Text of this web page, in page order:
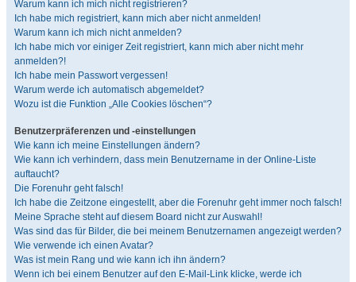
Warum kann ich mich nicht registrieren?
Ich habe mich registriert, kann mich aber nicht anmelden!
Warum kann ich mich nicht anmelden?
Ich habe mich vor einiger Zeit registriert, kann mich aber nicht mehr
anmelden?!
Ich habe mein Passwort vergessen!
Warum werde ich automatisch abgemeldet?
Wozu ist die Funktion „Alle Cookies löschen“?
Benutzerpräferenzen und -einstellungen
Wie kann ich meine Einstellungen ändern?
Wie kann ich verhindern, dass mein Benutzername in der Online-Liste
auftaucht?
Die Forenuhr geht falsch!
Ich habe die Zeitzone eingestellt, aber die Forenuhr geht immer noch falsch!
Meine Sprache steht auf diesem Board nicht zur Auswahl!
Was sind das für Bilder, die bei meinem Benutzernamen angezeigt werden?
Wie verwende ich einen Avatar?
Was ist mein Rang und wie kann ich ihn ändern?
Wenn ich bei einem Benutzer auf den E-Mail-Link klicke, werde ich